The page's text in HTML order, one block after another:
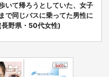
いて帰ろうとしていた、女子
で同じバスに乗ってた男性に
野県・50代女性)